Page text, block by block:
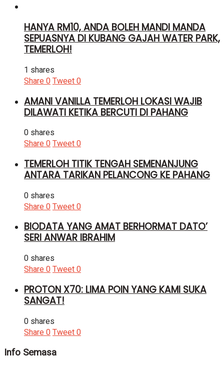
HANYA RM10, ANDA BOLEH MANDI MANDA
SEPUASNYA DI KUBANG GAJAH WATER PARK,
TEMERLOH!
1 shares
Share0Tweet0
AMANI VANILLA TEMERLOH LOKASI WAJIB
DILAWATI KETIKA BERCUTI DI PAHANG
0 shares
Share0Tweet0
TEMERLOH TITIK TENGAH SEMENANJUNG
ANTARA TARIKAN PELANCONG KE PAHANG
0 shares
Share0Tweet0
BIODATA YANG AMAT BERHORMAT DATO’
SERI ANWAR IBRAHIM
0 shares
Share0Tweet0
PROTON X70: LIMA POIN YANG KAMI SUKA
SANGAT!
0 shares
Share0Tweet0
Info Semasa